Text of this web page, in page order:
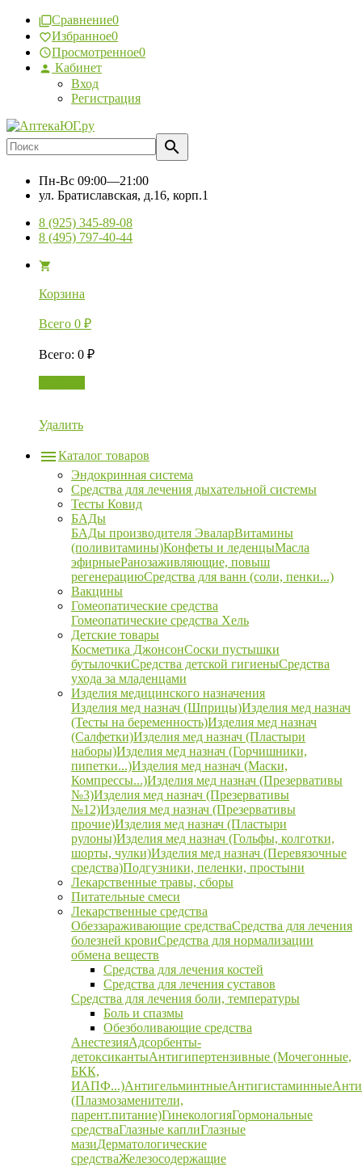
Сравнение0
Избранное0
Просмотренное0
Кабинет
Вход
Регистрация
Пн-Вс 09:00—21:00
ул. Братиславская, д.16, корп.1
8 (925) 345-89-08
8 (495) 797-40-44
Корзина
Всего 0 ₽
Всего: 0 ₽
Удалить
Каталог товаров
Эндокринная система
Средства для лечения дыхательной системы
Тесты Ковид
БАДы
БАДы производителя ЭваларВитамины
(поливитамины)Конфеты и леденцыМасла
эфирныеРанозаживляющие, повыш
регенерациюСредства для ванн (соли, пенки...)
Вакцины
Гомеопатические средства
Гомеопатические средства Хель
Детские товары
Косметика ДжонсонСоски пустышки
бутылочкиСредства детской гигиеныСредства
ухода за младенцами
Изделия медицинского назначения
Изделия мед назнач (Шприцы)Изделия мед назнач
(Тесты на беременность)Изделия мед назнач
(Салфетки)Изделия мед назнач (Пластыри
наборы)Изделия мед назнач (Горчишники,
пипетки...)Изделия мед назнач (Маски,
Компрессы...)Изделия мед назнач (Презервативы
№3)Изделия мед назнач (Презервативы
№12)Изделия мед назнач (Презервативы
прочие)Изделия мед назнач (Пластыри
рулоны)Изделия мед назнач (Гольфы, колготки,
шорты, чулки)Изделия мед назнач (Перевязочные
средства)Подгузники, пеленки, простыни
Лекарственные травы, сборы
Питательные смеси
Лекарственные средства
Обеззараживающие средстваСредства для лечения
болезней кровиСредства для нормализации
обмена веществ
Средства для лечения костей
Средства для лечения суставов
Средства для лечения боли, температуры
Боль и спазмы
Обезболивающие средства
АнестезияАдсорбенты-
детоксикантыАнтигипертензивные (Мочегонные,
БКК,
ИАПФ...)АнтигельминтныеАнтигистаминные
(Плазмозаменители,
парент.питание)ГинекологияГормональные
средстваГлазные каплиГлазные
мазиДерматологические
средстваЖелезосодержащие